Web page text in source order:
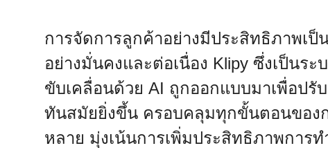
การจัดการลูกค้าอย่างมีประสิทธิภาพเ
อย่างมั่นคงและต่อเนื่อง Klipy ซึ่งเป็นร
ขับเคลื่อนด้วย AI ถูกออกแบบมาเพื่อปรั
ทันสมัยยิ่งขึ้น ครอบคลุมทุกขั้นตอนของ
หลาย มุ่งเน้นการเพิ่มประสิทธิภาพกา